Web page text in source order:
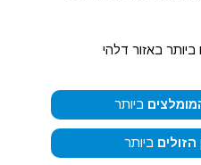
באזור דלהי
ביותר
הזולים ביותר